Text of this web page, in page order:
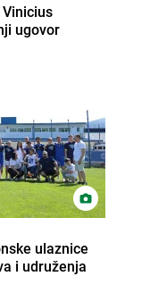
ugovor
ulaznice
i udruženja